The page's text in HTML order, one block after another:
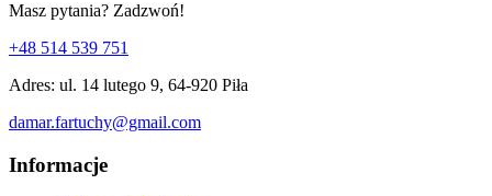
Masz pytania? Zadzwoń!
+48 514 539 751
Adres: ul. 14 lutego 9, 64-920 Piła
damar.fartuchy@gmail.com
Informacje